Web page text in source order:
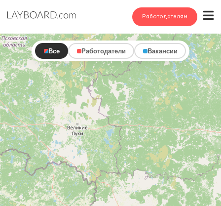
Работодателям
Все Работодатели Вакансии